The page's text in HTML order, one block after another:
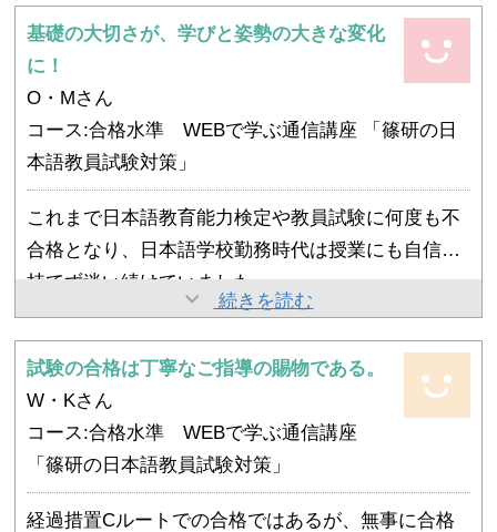
しました。
す。
大学で日本語が主専攻だったので、その資格で日本
語教師として働き始めたのですが、大学生のときは
まさか自分が日本語教師になるとは全く考えていな
かったので、恥ずかしながら、しっかりとした勉強
は今回が初めてでした。
とや、すでに知っている知識が再確認でき、点と点
であった知識が線でつながった感じがして、とても
楽しかったです。
また、あやふやだった知識がしっかりと自分のもの
になったので、自信を持って学生に教えることがで
きるようになりました。
正直なところ「今年もし合格できなくても日本語の
勉強が続けられるから、それでもいいかな」と思っ
ていました。
今後、篠研サロン教育実践部にも参加してみようか
と考えております。
同じ日本語学校で長く勤務しているので、使う教科
書なども固定されており、また進度や進め方もある
程度合わせないといけないので、参照枠に合わせた
進め方、教え方などに大変興味があります。
大変そうだなとは思うのですが、さらなる飛躍を求
めて、がんばってみたいと思っております。今後と
もどうぞよろしくお願いいたしま
基礎の大切さが、学びと姿勢の大きな変化
に！
O・Mさん
コース:合格水準 WEBで学ぶ通信講座 「篠研の日
本語教員試験対策」
これまで日本語教育能力検定や教員試験に何度も不
合格となり、日本語学校勤務時代は授業にも自信を
持てず迷い続けていました。
しかし篠研様の講座やセミナー、そして篠崎先生、
佐藤先生から教えていただいた基礎の大切さが、私
の学びと姿勢を大きく変えました。
試験勉強を通して、自分がいかに表面的な理解で教
きな収穫でした。
講座での学びや温かい支えがなければ、今回の合格
は決して得られなかったと思います。
この合格を新たなスタートとして、さらに研鑽を重
ねていきたいと思っております。
私の合格は本当にたくさんの人に出会い支えて頂い
たお陰です。
その中の大きな出会いが篠研の皆様との出会いであ
り、心から感謝の気持ちでいっぱいです。
今後ともどうぞよろしくお願いいたします。
続きを読む
試験の合格は丁寧なご指導の賜物である。
W・Kさん
コース:合格水準 WEBで学ぶ通信講座
「篠研の日本語教員試験対策」
経過措置Cルートでの合格ではあるが、無事に合格